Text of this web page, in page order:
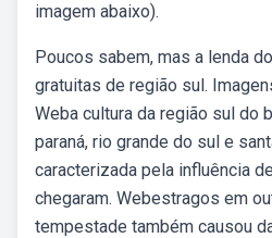
imagem abaixo).
Poucos sabem, mas a lenda
gratuitas de região sul.
Weba cultura da região sul do
paraná, rio grande do sul e
caracterizada pela influência
chegaram. Webestragos em
tempestade também causou